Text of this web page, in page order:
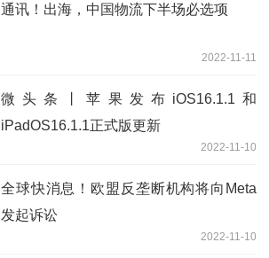
通讯！出海，中国物流下半场必选项
2022-11-11
微头条丨苹果发布iOS16.1.1和
iPadOS16.1.1正式版更新
2022-11-10
全球快消息！欧盟反垄断机构将向Meta
发起诉讼
2022-11-10